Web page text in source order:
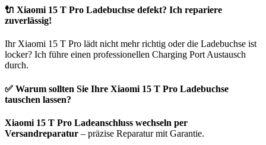
🔌 Xiaomi 15 T Pro Ladebuchse defekt? Ich repariere
zuverlässig!
Ihr Xiaomi 15 T Pro lädt nicht mehr richtig oder die Ladebuchse ist
locker? Ich führe einen professionellen Charging Port Austausch
durch.
✅ Warum sollten Sie Ihre Xiaomi 15 T Pro Ladebuchse
tauschen lassen?
Xiaomi 15 T Pro Ladeanschluss wechseln per
Versandreparatur – präzise Reparatur mit Garantie.